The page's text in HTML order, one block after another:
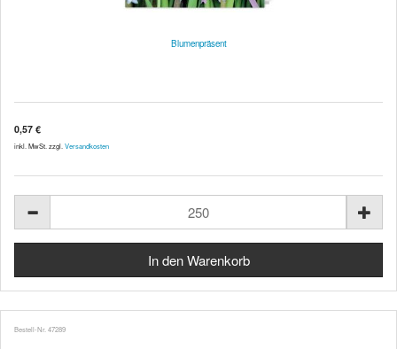
Blumenpräsent
0,57 €
inkl. MwSt. zzgl. Versandkosten
Bestell-Nr. 47289